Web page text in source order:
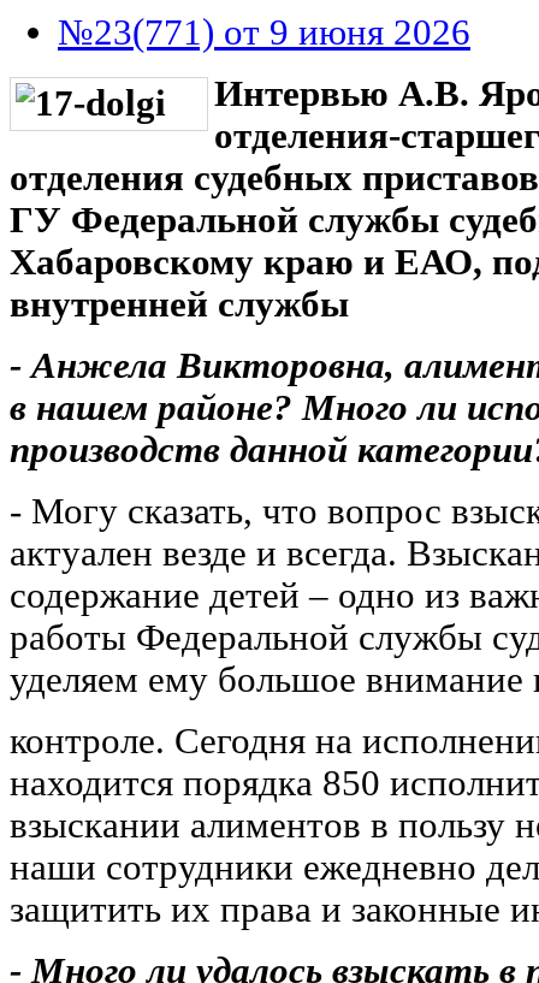
№23(771) от 9 июня 2026
Интервью А.В.
отделения-
отделения судебных
ГУ Федеральной службы
Хабаровскому краю и ЕАО,
внутренней службы
- Анжела Викторовна,
в нашем районе? Много ли
производств данной
- Могу сказать, что вопрос
актуален везде и всегда.
содержание детей – одно из
работы Федеральной службы
уделяем ему большое
контроле. Сегодня на
находится порядка 850
взыскании алиментов в пользу
наши сотрудники ежедневно
защитить их права и законные
- Много ли удалось взыскать в